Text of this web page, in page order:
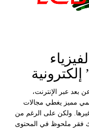
بعد عبر الإنترنت،
مميز يغطي مجالات
ولكن على الرغم من
فقر ملحوظ في المحتوى